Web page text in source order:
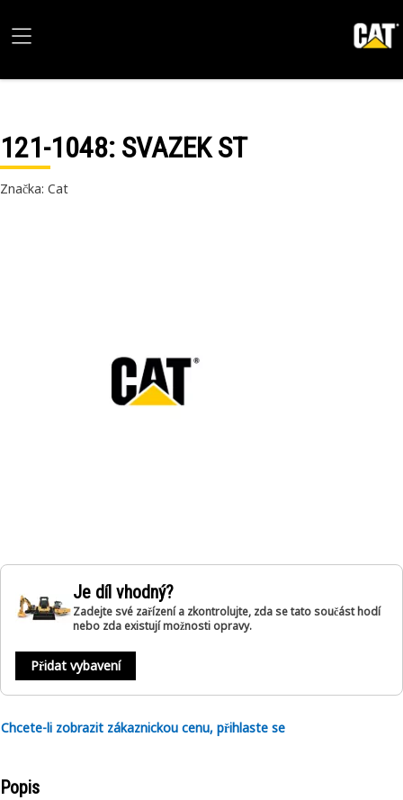
121-1048: SVAZEK ST
Značka: Cat
Je díl vhodný?
Zadejte své zařízení a zkontrolujte, zda se tato součást hodí
nebo zda existují možnosti opravy.
Přidat vybavení
Chcete-li zobrazit zákaznickou cenu, přihlaste se
Popis